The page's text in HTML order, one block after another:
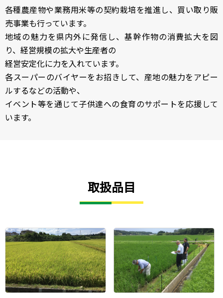
各種農産物や業務用米等の契約栽培を推進し、買い取り販
売事業も行っています。
地域の魅力を県内外に発信し、基幹作物の消費拡大を図
り、経営規模の拡大や生産者の
経営安定化に力を入れています。
各スーパーのバイヤーをお招きして、産地の魅力をアピー
ルするなどの活動や、
イベント等を通じて子供達への食育のサポートを応援して
います。
取扱品目